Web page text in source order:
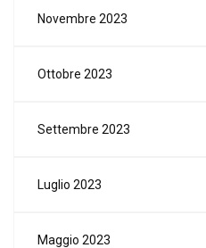
Novembre 2023
Ottobre 2023
Settembre 2023
Luglio 2023
Maggio 2023